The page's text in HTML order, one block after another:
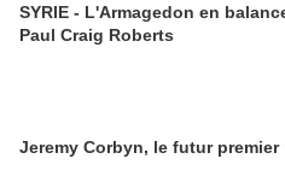
SYRIE - L'Armagedon en
Paul Craig Roberts
Jeremy Corbyn, le futur